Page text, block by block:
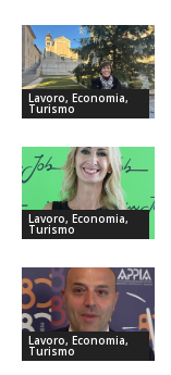
Lavoro, Economia,
Turismo
Lavoro, Economia,
Turismo
Lavoro, Economia,
Turismo